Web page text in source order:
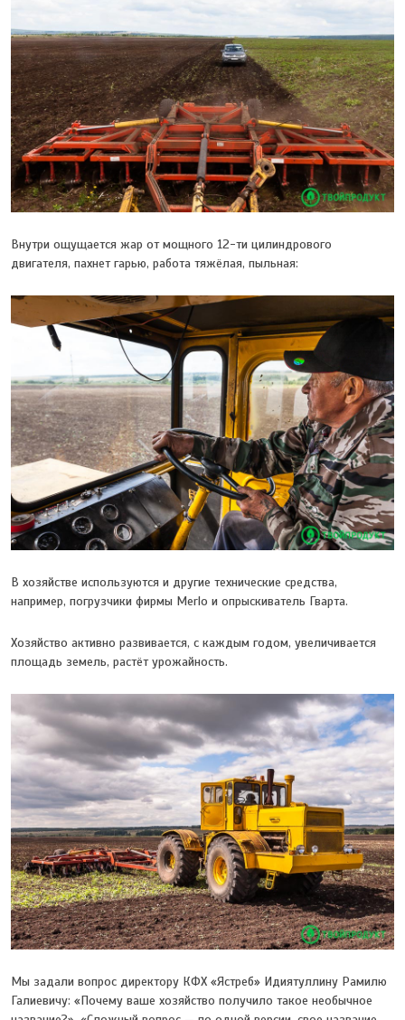
Внутри ощущается жар от мощного 12-ти цилиндрового
двигателя, пахнет гарью, работа тяжёлая, пыльная:
В хозяйстве используются и другие технические средства,
например, погрузчики фирмы Merlo и опрыскиватель Гварта.
Хозяйство активно развивается, с каждым годом, увеличивается
площадь земель, растёт урожайность.
Мы задали вопрос директору КФХ «Ястреб» Идиятуллину Рамилю
Галиевичу: «Почему ваше хозяйство получило такое необычное